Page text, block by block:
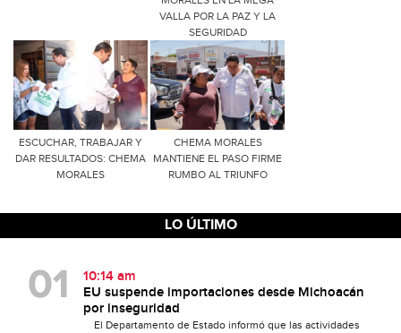
VALLA POR LA PAZ Y LA
SEGURIDAD
ESCUCHAR, TRABAJAR Y
DAR RESULTADOS: CHEMA
MORALES
CHEMA MORALES
MANTIENE EL PASO FIRME
RUMBO AL TRIUNFO
LO ÚLTIMO
10:14 am
EU suspende importaciones desde Michoacán
por inseguridad
El Departamento de Estado informó que las actividades